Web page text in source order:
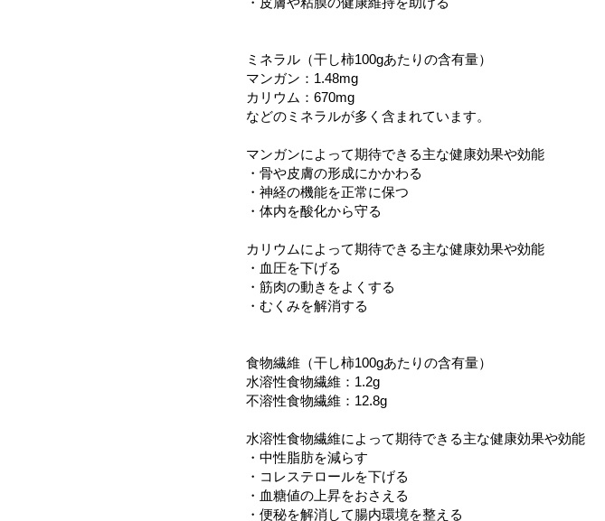
ミネラル（干し柿100gあたりの含有量）
マンガン：1.48mg
カリウム：670mg
などのミネラルが多く含まれています。
マンガンによって期待できる主な健康効果や効能
・骨や皮膚の形成にかかわる
・神経の機能を正常に保つ
・体内を酸化から守る
カリウムによって期待できる主な健康効果や効能
・血圧を下げる
・筋肉の動きをよくする
・むくみを解消する
食物繊維（干し柿100gあたりの含有量）
水溶性食物繊維：1.2g
不溶性食物繊維：12.8g
水溶性食物繊維によって期待できる主な健康効果や効能
・中性脂肪を減らす
・コレステロールを下げる
・血糖値の上昇をおさえる
・便秘を解消して腸内環境を整える